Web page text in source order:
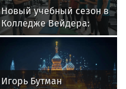
Новый учебный сезон в
Колледже Вейдера:
стартовали очные
программы подготовки
фитнес-тренеров и
специалистов
индустрии здоровья
Игорь Бутман